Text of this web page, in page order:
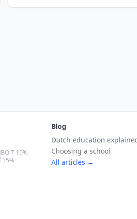
T 10%
15%
Blog
Dutch education
Choosing a school
All articles →